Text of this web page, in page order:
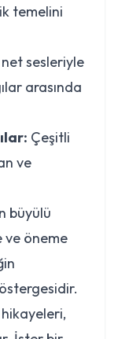
temelini
sesleriyle
arasında
Çeşitli
ve
büyülü
ve öneme